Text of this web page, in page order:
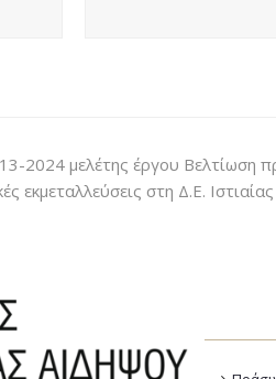
2024 μελέτης έργου Βελτίωση
εκμεταλλεύσεις στη Δ.Ε. Ιστιαίας